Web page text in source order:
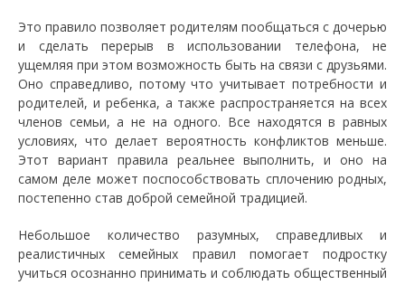
Это правило позволяет родителям пообщаться с дочерью
и сделать перерыв в использовании телефона, не
ущемляя при этом возможность быть на связи с друзьями.
Оно справедливо, потому что учитывает потребности и
родителей, и ребенка, а также распространяется на всех
членов семьи, а не на одного. Все находятся в равных
условиях, что делает вероятность конфликтов меньше.
Этот вариант правила реальнее выполнить, и оно на
самом деле может поспособствовать сплочению родных,
постепенно став доброй семейной традицией.
Небольшое количество разумных, справедливых и
реалистичных семейных правил помогает подростку
учиться осознанно принимать и соблюдать общественный